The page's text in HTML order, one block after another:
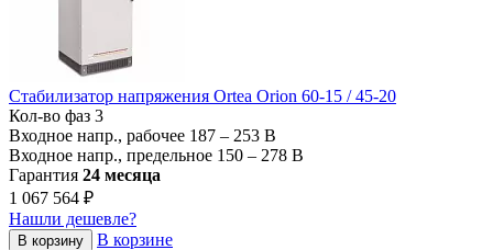
Стабилизатор напряжения Ortea Orion 60-15 / 45-20
Кол-во фаз 3
Входное напр., рабочее 187 – 253 В
Входное напр., предельное 150 – 278 В
Гарантия 24 месяца
1 067 564 ₽
Нашли дешевле?
В корзину В корзине